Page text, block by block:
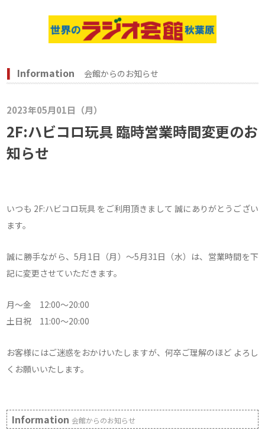
Information 会館からのお知らせ
2023年05月01日（月）
2F:ハビコロ玩具 臨時営業時間変更のお
知らせ
いつも 2F:ハビコロ玩具 をご利用頂きまして 誠にありがとうござい
ます。
誠に勝手ながら、5月1日（月）～5月31日（水）は、営業時間を下
記に変更させていただきます。
月～金 12:00～20:00
土日祝 11:00～20:00
お客様にはご迷惑をおかけいたしますが、何卒ご理解のほど よろし
くお願いいたします。
Information会館からのお知らせ